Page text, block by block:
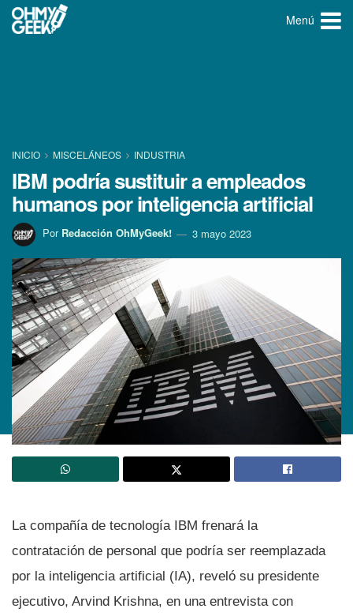
Menú
INICIO MISCELÁNEOS INDUSTRIA
IBM podría sustituir a empleados
humanos por inteligencia artificial
Por Redacción OhMyGeek! 3 mayo 2023
La compañía de tecnología IBM frenará la
contratación de personal que podría ser reemplazada
por la inteligencia artificial (IA), reveló su presidente
ejecutivo, Arvind Krishna, en una entrevista con